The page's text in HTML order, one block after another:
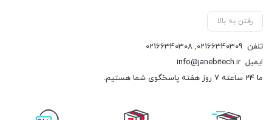
رفتن به بالا
تلفن 02166340309
,
02166340308
ایمیلinfo@janebitech.ir
ما 24 ساعته 7 روز هفته پاسخگوی شما هستیم.